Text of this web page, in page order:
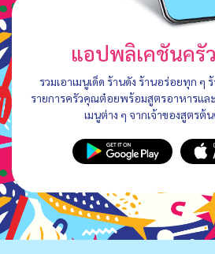
แอปพลิเคชันครั
รวมเอาเมนูเด็ด ร้านดัง ร้านอร่อยทุก ๆ
รายการครัวคุณต๋อยพร้อมสูตรอาหารแล
เมนูต่าง ๆ จากเจ้าของสูตรต้